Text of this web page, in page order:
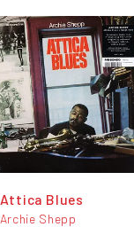
Attica Blues
Archie Shepp